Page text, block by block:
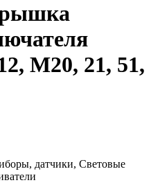
М20, 21, 51,
датчики, Световые